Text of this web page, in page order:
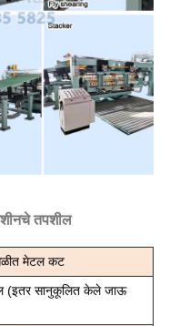
तपशील
मेटल कट
(इतर सानुकूलित केले जाऊ